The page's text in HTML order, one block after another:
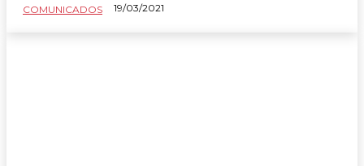
COMUNICADOS 19/03/2021